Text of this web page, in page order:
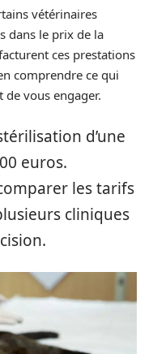
vétérinaires
dans le prix de la
ces prestations
comprendre ce qui
vous engager.
d’une
euros.
les tarifs
cliniques